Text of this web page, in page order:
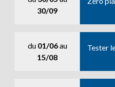
30/09
du 01/06au
15/08
Tester